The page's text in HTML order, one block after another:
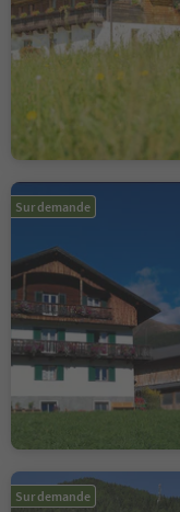
Sur demande
Sur demande